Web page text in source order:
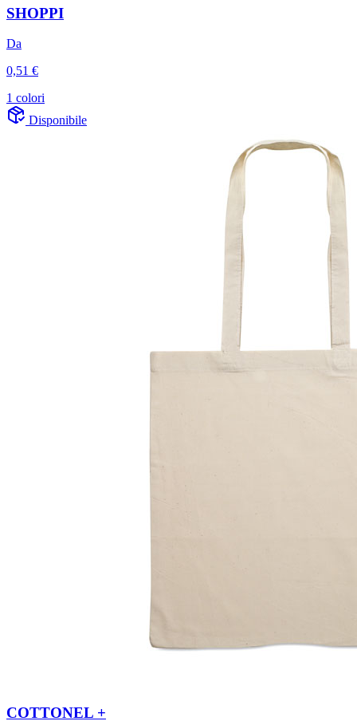
SHOPPI
Da
0,51 €
1 colori
Disponibile
COTTONEL +